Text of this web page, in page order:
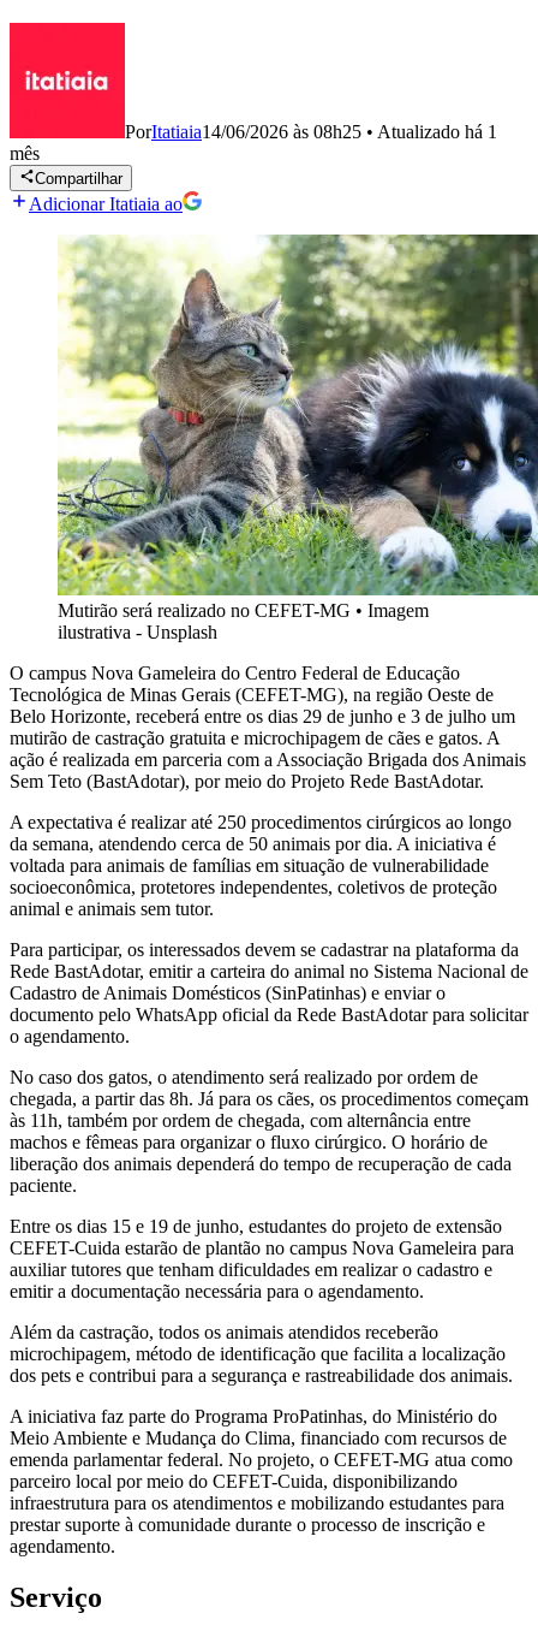
PorItatiaia14/06/2026 às 08h25 • Atualizado há 1
mês
Compartilhar
Adicionar Itatiaia ao
Mutirão será realizado no CEFET-MG • Imagem
ilustrativa - Unsplash
O campus Nova Gameleira do Centro Federal de Educação
Tecnológica de Minas Gerais (CEFET-MG), na região Oeste de
Belo Horizonte, receberá entre os dias 29 de junho e 3 de julho um
mutirão de castração gratuita e microchipagem de cães e gatos. A
ação é realizada em parceria com a Associação Brigada dos Animais
Sem Teto (BastAdotar), por meio do Projeto Rede BastAdotar.
A expectativa é realizar até 250 procedimentos cirúrgicos ao longo
da semana, atendendo cerca de 50 animais por dia. A iniciativa é
voltada para animais de famílias em situação de vulnerabilidade
socioeconômica, protetores independentes, coletivos de proteção
animal e animais sem tutor.
Para participar, os interessados devem se cadastrar na plataforma da
Rede BastAdotar, emitir a carteira do animal no Sistema Nacional de
Cadastro de Animais Domésticos (SinPatinhas) e enviar o
documento pelo WhatsApp oficial da Rede BastAdotar para solicitar
o agendamento.
No caso dos gatos, o atendimento será realizado por ordem de
chegada, a partir das 8h. Já para os cães, os procedimentos começam
às 11h, também por ordem de chegada, com alternância entre
machos e fêmeas para organizar o fluxo cirúrgico. O horário de
liberação dos animais dependerá do tempo de recuperação de cada
paciente.
Entre os dias 15 e 19 de junho, estudantes do projeto de extensão
CEFET-Cuida estarão de plantão no campus Nova Gameleira para
auxiliar tutores que tenham dificuldades em realizar o cadastro e
emitir a documentação necessária para o agendamento.
Além da castração, todos os animais atendidos receberão
microchipagem, método de identificação que facilita a localização
dos pets e contribui para a segurança e rastreabilidade dos animais.
A iniciativa faz parte do Programa ProPatinhas, do Ministério do
Meio Ambiente e Mudança do Clima, financiado com recursos de
emenda parlamentar federal. No projeto, o CEFET-MG atua como
parceiro local por meio do CEFET-Cuida, disponibilizando
infraestrutura para os atendimentos e mobilizando estudantes para
prestar suporte à comunidade durante o processo de inscrição e
agendamento.
Serviço